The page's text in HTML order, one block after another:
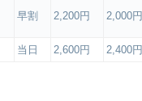
早割 2,200円 2,000円
当日 2,600円 2,400円